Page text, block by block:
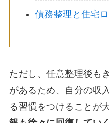
債務整理と住宅
ただし、任意整理後も
があるため、自分の収
る習慣をつけることが